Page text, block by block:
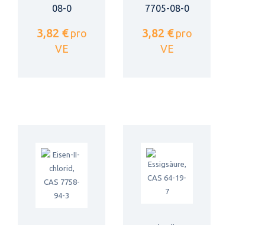
08-0
3,82 € pro
VE
7705-08-0
3,82 € pro
VE